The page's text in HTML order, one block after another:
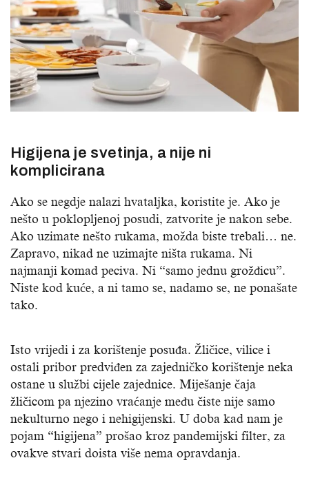
Higijena je svetinja, a nije ni
komplicirana
Ako se negdje nalazi hvataljka, koristite je. Ako je
nešto u poklopljenoj posudi, zatvorite je nakon sebe.
Ako uzimate nešto rukama, možda biste trebali… ne.
Zapravo, nikad ne uzimajte ništa rukama. Ni
najmanji komad peciva. Ni “samo jednu grožđicu”.
Niste kod kuće, a ni tamo se, nadamo se, ne ponašate
tako.
Isto vrijedi i za korištenje posuđa. Žličice, vilice i
ostali pribor predviđen za zajedničko korištenje neka
ostane u službi cijele zajednice. Miješanje čaja
žličicom pa njezino vraćanje među čiste nije samo
nekulturno nego i nehigijenski. U doba kad nam je
pojam “higijena” prošao kroz pandemijski filter, za
ovakve stvari doista više nema opravdanja.